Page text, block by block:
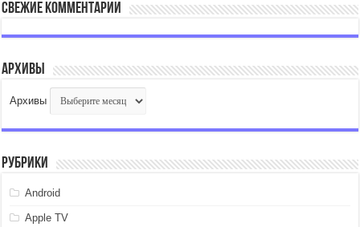
Свежие комментарии
Архивы
Архивы
Рубрики
Android
Apple TV